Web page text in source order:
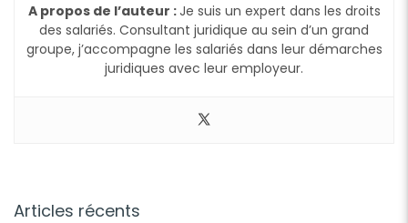
A propos de l’auteur :Je suis un expert dans les droits
des salariés. Consultant juridique au sein d’un grand
groupe, j’accompagne les salariés dans leur démarches
juridiques avec leur employeur.
Articles récents